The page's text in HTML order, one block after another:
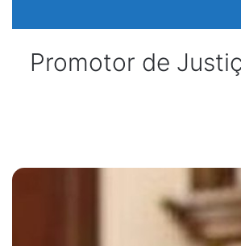
Promotor de